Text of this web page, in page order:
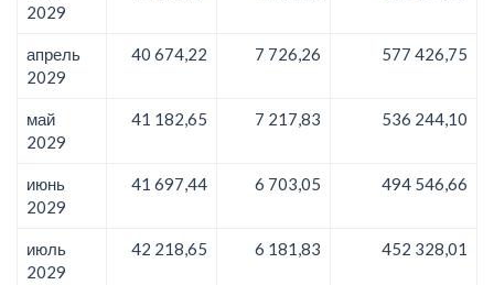
2029
апрель
2029
40 674,22 7 726,26 577 426,75
май
2029
41 182,65 7 217,83 536 244,10
июнь
2029
41 697,44 6 703,05 494 546,66
июль
2029
42 218,65 6 181,83 452 328,01